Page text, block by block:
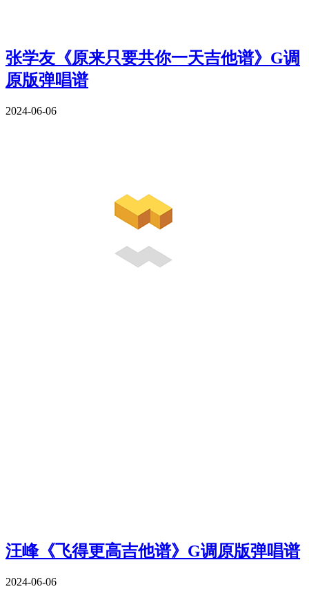
张学友《原来只要共你一天吉他谱》G调
原版弹唱谱
2024-06-06
汪峰《飞得更高吉他谱》G调原版弹唱谱
2024-06-06